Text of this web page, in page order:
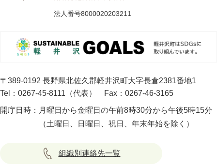
法人番号8000020203211
〒389-0192 長野県北佐久郡軽井沢町大字長倉2381番地1
Tel：0267-45-8111（代表）
Fax：0267-46-3165
開庁日時： 月曜日から金曜日の午前8時30分から午後5時15分
（土曜日、日曜日、祝日、年末年始を除く）
組織別連絡先一覧